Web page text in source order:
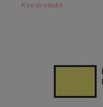
Köp produkt